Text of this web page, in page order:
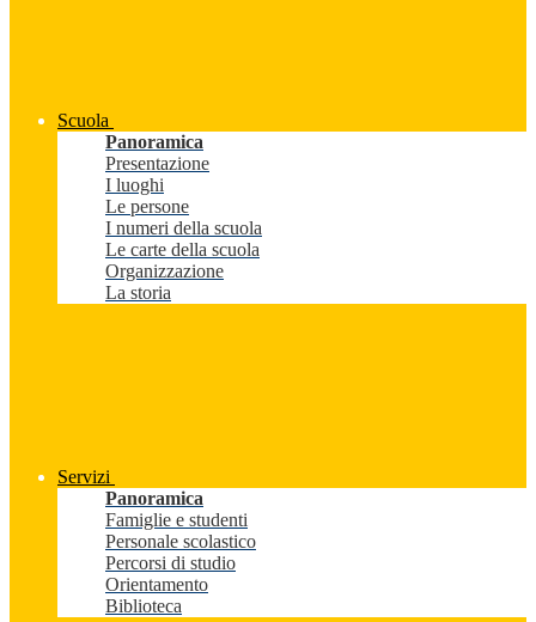
Scuola
Panoramica
Presentazione
I luoghi
Le persone
I numeri della scuola
Le carte della scuola
Organizzazione
La storia
Servizi
Panoramica
Famiglie e studenti
Personale scolastico
Percorsi di studio
Orientamento
Biblioteca